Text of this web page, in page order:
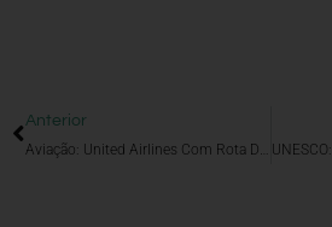
Anterior